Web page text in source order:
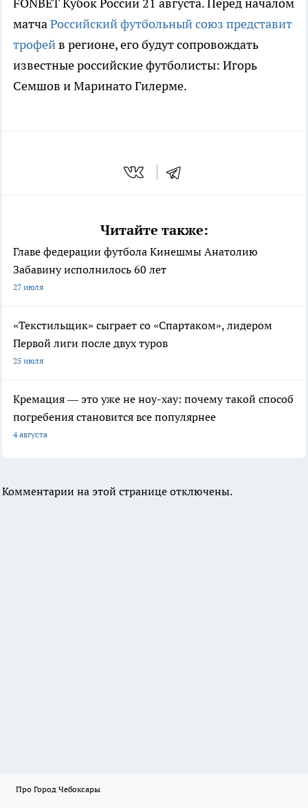
FONBET Кубок России 21 августа. Перед началом
матчаРоссийский футбольный союз представит
трофейв регионе, его будут сопровождать
известные российские футболисты: Игорь
Семшов и Маринато Гилерме.
Читайте также:
Главе федерации футбола Кинешмы Анатолию
Забавину исполнилось 60 лет
27 июля
«Текстильщик» сыграет со «Спартаком», лидером
Первой лиги после двух туров
25 июля
Кремация — это уже не ноу-хау: почему такой способ
погребения становится все популярнее
4 августа
Комментарии на этой странице отключены.
Про Город Чебоксары